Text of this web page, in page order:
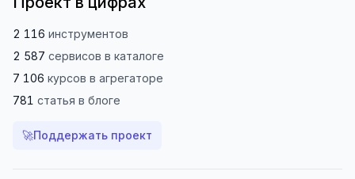
2 116 инструментов
2 587 сервисов в каталоге
7 106 курсов в агрегаторе
781 статья в блоге
🚀Поддержать проект